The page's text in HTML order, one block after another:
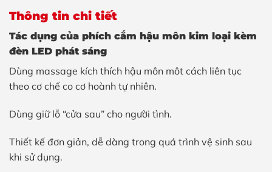
Thông tin chi tiết
Tác dụng của phích cắm hậu môn kim loại kèm
đèn LED phát sáng
Dùng massage kích thích hậu môn môt cách liên tục
theo cơ chế co cơ hoành tự nhiên.
Dùng giữ lỗ “cửa sau” cho người tình.
Thiết kế đơn giản, dễ dàng trong quá trình vệ sinh sau
khi sử dụng.